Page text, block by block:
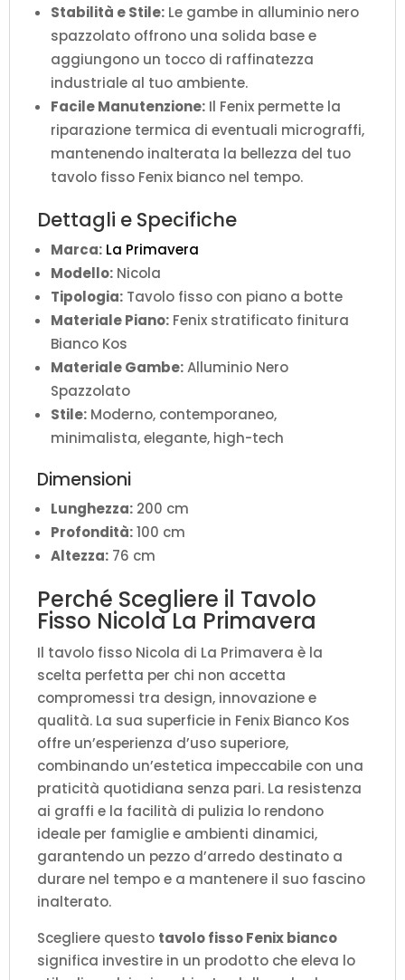
Stabilità e Stile: Le gambe in alluminio nero
spazzolato offrono una solida base e
aggiungono un tocco di raffinatezza
industriale al tuo ambiente.
Facile Manutenzione: Il Fenix permette la
riparazione termica di eventuali micrograffi,
mantenendo inalterata la bellezza del tuo
tavolo fisso Fenix bianco nel tempo.
Dettagli e Specifiche
Marca: La Primavera
Modello: Nicola
Tipologia: Tavolo fisso con piano a botte
Materiale Piano: Fenix stratificato finitura
Bianco Kos
Materiale Gambe:Alluminio Nero
Spazzolato
Stile: Moderno, contemporaneo,
minimalista, elegante, high-tech
Dimensioni
Lunghezza: 200 cm
Profondità:100 cm
Altezza: 76 cm
Perché Scegliere il Tavolo
Fisso Nicola La Primavera
Il tavolo fisso Nicola di La Primavera è la
scelta perfetta per chi non accetta
compromessi tra design, innovazione e
qualità. La sua superficie in Fenix Bianco Kos
offre un’esperienza d’uso superiore,
combinando un’estetica impeccabile con una
praticità quotidiana senza pari. La resistenza
ai graffi e la facilità di pulizia lo rendono
ideale per famiglie e ambienti dinamici,
garantendo un pezzo d’arredo destinato a
durare nel tempo e a mantenere il suo fascino
inalterato.
Scegliere questo tavolo fisso Fenix bianco
significa investire in un prodotto che eleva lo